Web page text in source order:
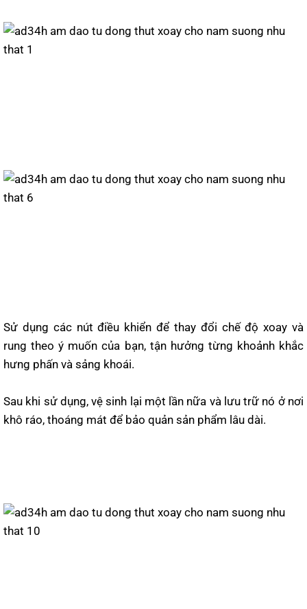
Sử dụng các nút điều khiển để thay đổi chế độ xoay và
rung theo ý muốn của bạn, tận hưởng từng khoảnh khắc
hưng phấn và sảng khoái.
Sau khi sử dụng, vệ sinh lại một lần nữa và lưu trữ nó ở nơi
khô ráo, thoáng mát để bảo quản sản phẩm lâu dài.